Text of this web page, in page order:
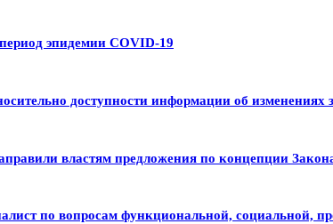
эпидемии COVID-19
доступности информации об изменениях
властям предложения по концепции
по вопросам функциональной, социальной,